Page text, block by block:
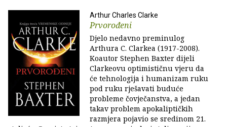
Arthur Charles Clarke
Prvorođeni
Djelo nedavno preminulog
Arthura C. Clarkea (1917-2008).
Koautor Stephen Baxter dijeli
Clarkeovu optimističnu vjeru da
će tehnologija i humanizam ruku
pod ruku rješavati buduće
probleme čovječanstva, a jedan
takav problem apokaliptičkih
razmjera pojavio se sredinom 21.